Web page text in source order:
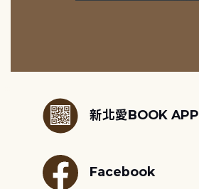
新北愛BOOK APP
Facebook